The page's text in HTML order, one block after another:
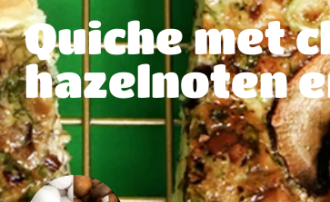
Quiche met
hazelnoten